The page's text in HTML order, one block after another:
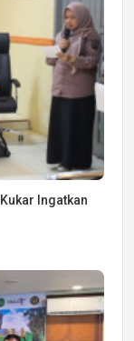
Ingatkan